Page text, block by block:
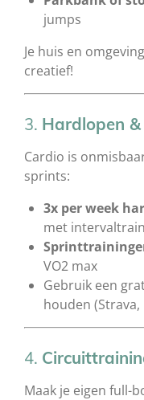
jumps
Je huis en
creatief!
3. Hardlopen
Cardio is
sprints:
3x per week
met
VO2 max
Gebruik een
houden (Strava,
4.
Maak je eigen full-